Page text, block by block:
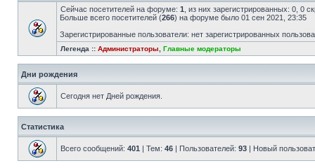
Сейчас посетителей на форуме: 1 , из них зарегистрированных: 0, 0
Больше всего посетителей (266) на форуме было 01 сен 2021, 23:35
Зарегистрированные пользователи: нет зарегистрированных
Легенда :: Администраторы Главные модераторы
Дни рождения
Сегодня нет Дней рождения.
Статистика
Всего сообщений: 401 | Тем: 46 | Пользователей: 93 | Новый